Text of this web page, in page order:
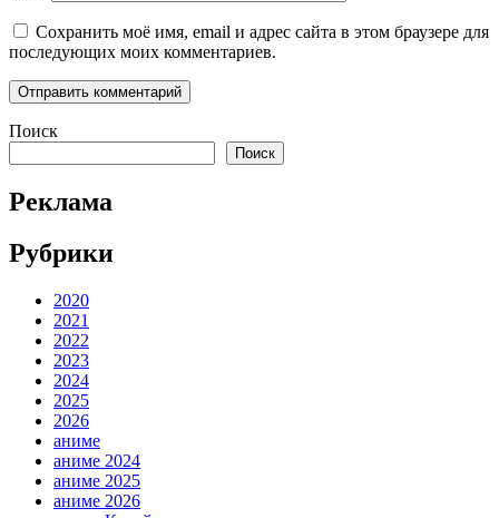
Сохранить моё имя, email и адрес сайта в этом браузере для
последующих моих комментариев.
Поиск
Поиск
Реклама
Рубрики
2020
2021
2022
2023
2024
2025
2026
аниме
аниме 2024
аниме 2025
аниме 2026